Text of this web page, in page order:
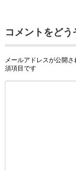
コメントをどう
メールアドレスが公開さ
須項目です